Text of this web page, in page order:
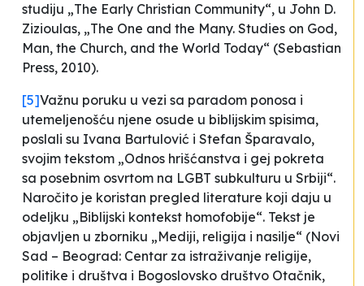
studiju „The Early Christian Community“, u John D.
Zizioulas, „The One and the Many. Studies on God,
Man, the Church, and the World Today“ (Sebastian
Press, 2010).
[5]Važnu poruku u vezi sa paradom ponosa i
utemeljenošću njene osude u biblijskim spisima,
poslali su Ivana Bartulović i Stefan Šparavalo,
svojim tekstom „Odnos hrišćanstva i gej pokreta
sa posebnim osvrtom na LGBT subkulturu u Srbiji“.
Naročito je koristan pregled literature koji daju u
odeljku „Biblijski kontekst homofobije“. Tekst je
objavljen u zborniku „Mediji, religija i nasilje“ (Novi
Sad – Beograd: Centar za istraživanje religije,
politike i društva i Bogoslovsko društvo Otačnik,